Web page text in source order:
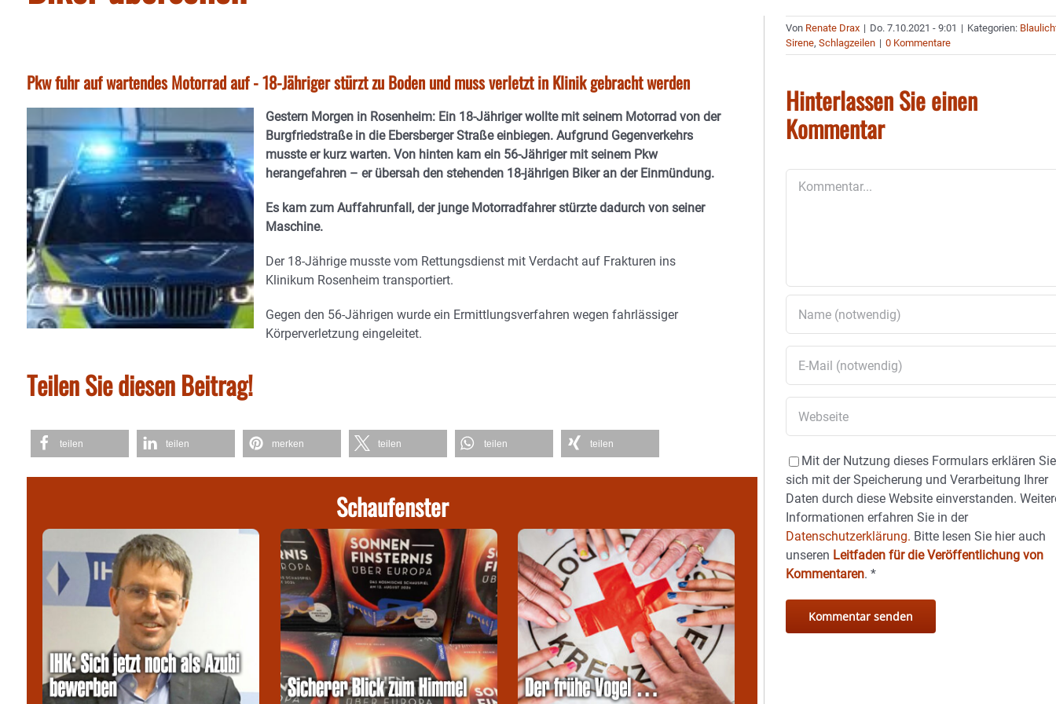
Pkw fuhr auf wartendes Motorrad auf - 18-Jähriger stürzt zu Boden und muss verletzt in Klinik gebracht werden
Gestern Morgen in Rosenheim: Ein 18-Jähriger wollte mit seinem Motorrad von der
Burgfriedstraße in die Ebersberger Straße einbiegen. Aufgrund Gegenverkehrs
musste er kurz warten. Von hinten kam ein 56-Jähriger mit seinem Pkw
herangefahren – er übersah den stehenden 18-jährigen Biker an der Einmündung.
Es kam zum Auffahrunfall, der junge Motorradfahrer stürzte dadurch von seiner
Maschine.
Der 18-Jährige musste vom Rettungsdienst mit Verdacht auf Frakturen ins
Klinikum Rosenheim transportiert.
Gegen den 56-Jährigen wurde ein Ermittlungsverfahren wegen fahrlässiger
Körperverletzung eingeleitet.
Teilen Sie diesen Beitrag!
teilen teilen merken teilen teilen teilen
Schaufenster
Von Renate Drax | Do. 7.10.2021 - 9:01 | Kategorien:
Sirene,Schlagzeilen | 0 Kommentare
Hinterlassen Sie einen
Kommentar
Mit der Nutzung dieses Formulars erklären Sie
sich mit der Speicherung und Verarbeitung Ihrer
Daten durch diese Website einverstanden.
Informationen erfahren Sie in der
Datenschutzerklärung. Bitte lesen Sie hier auch
unseren Leitfaden für die Veröffentlichung von
Kommentaren.*